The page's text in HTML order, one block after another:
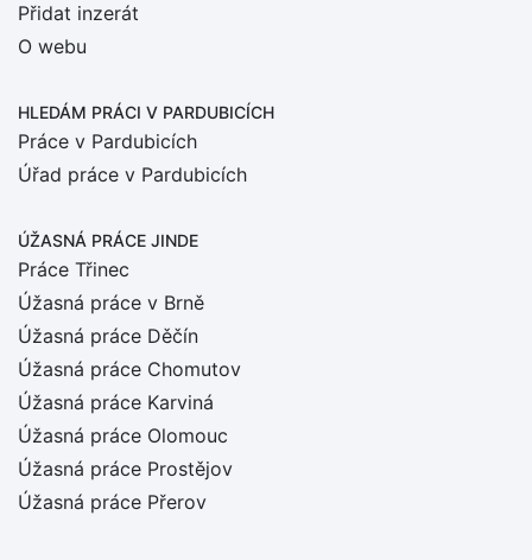
Přidat inzerát
O webu
HLEDÁM PRÁCI V PARDUBICÍCH
Práce v Pardubicích
Úřad práce v Pardubicích
ÚŽASNÁ PRÁCE JINDE
Práce Třinec
Úžasná práce v Brně
Úžasná práce Děčín
Úžasná práce Chomutov
Úžasná práce Karviná
Úžasná práce Olomouc
Úžasná práce Prostějov
Úžasná práce Přerov